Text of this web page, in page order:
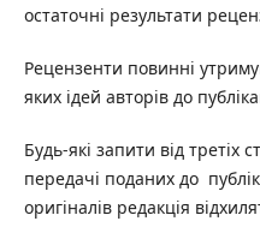
остаточні результати
Рецензенти повинні
яких ідей авторів до
Будь-які запити від третіх
передачі поданих до
оригіналів редакція